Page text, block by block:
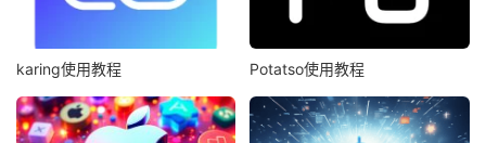
karing使用教程 Potatso使用教程